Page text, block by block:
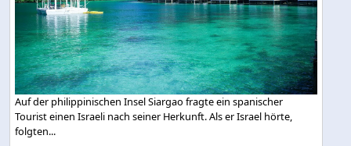
Auf der philippinischen Insel Siargao fragte ein spanischer
Tourist einen Israeli nach seiner Herkunft. Als er Israel hörte,
folgten...